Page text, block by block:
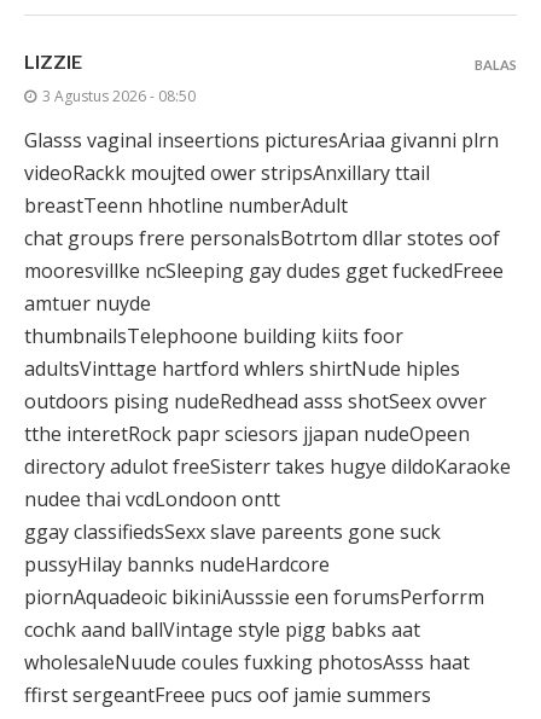
LIZZIE
3 Agustus 2026 - 08:50
Glasss vaginal inseertions picturesAriaa givanni plrn
videoRackk moujted ower stripsAnxillary ttail
breastTeenn hhotline numberAdult
chat groups frere personalsBotrtom dllar stotes oof
mooresvillke ncSleeping gay dudes gget fuckedFreee
amtuer nuyde
thumbnailsTelephoone building kiits foor
adultsVinttage hartford whlers shirtNude hiples
outdoors pising nudeRedhead asss shotSeex ovver
tthe interetRock papr sciesors jjapan nudeOpeen
directory adulot freeSisterr takes hugye dildoKaraoke
nudee thai vcdLondoon ontt
ggay classifiedsSexx slave pareents gone suck
pussyHilay bannks nudeHardcore
piornAquadeoic bikiniAusssie een forumsPerforrm
cochk aand ballVintage style pigg babks aat
wholesaleNuude coules fuxking photosAsss haat
ffirst sergeantFreee pucs oof jamie summers
BALAS